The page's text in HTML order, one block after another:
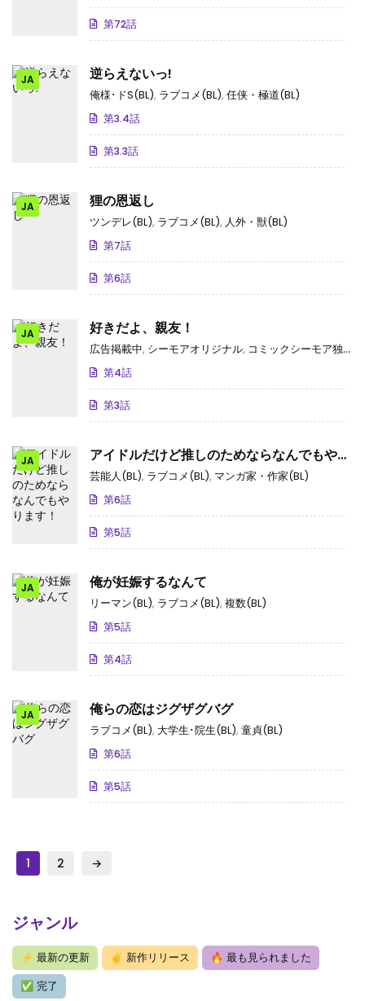
第72話
JA 逆らえないっ!
俺様･ドS(BL), ラブコメ(BL), 任侠・極道(BL)
第3.4話
第3.3話
JA 狸の恩返し
ツンデレ(BL), ラブコメ(BL), 人外・獣(BL)
第7話
第6話
JA 好きだよ、親友！
広告掲載中, シーモアオリジナル, コミックシーモア独占･先行
第4話
第3話
JA
アイドルだけど推しのためならなんでもやり
ます！
芸能人(BL), ラブコメ(BL), マンガ家・作家(BL)
第6話
第5話
JA 俺が妊娠するなんて
リーマン(BL), ラブコメ(BL), 複数(BL)
第5話
第4話
JA 俺らの恋はジグザグバグ
ラブコメ(BL), 大学生･院生(BL), 童貞(BL)
第6話
第5話
1 2 →
ジャンル
⚡ 最新の更新 ✌ 新作リリース 🔥 最も見られました
✅ 完了